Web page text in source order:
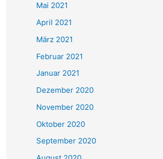
:Mai 2021
April 2021
März 2021
Februar 2021
Januar 2021
Dezember 2020
November 2020
Oktober 2020
September 2020